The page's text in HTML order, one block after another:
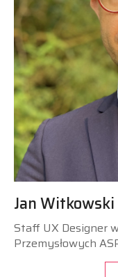
Jan Witkowski
Staff UX Designer
Przemysłowych